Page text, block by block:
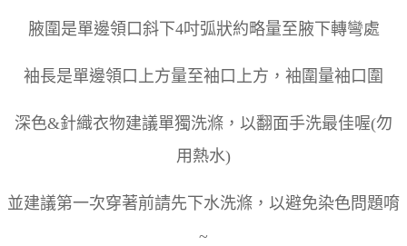
腋圍是單邊領口斜下4吋弧狀約略量至腋下轉彎處
袖長是單邊領口上方量至袖口上方，袖圍量袖口圍
深色&針織衣物建議單獨洗滌，以翻面手洗最佳喔(勿
用熱水)
並建議第一次穿著前請先下水洗滌，以避免染色問題唷
~